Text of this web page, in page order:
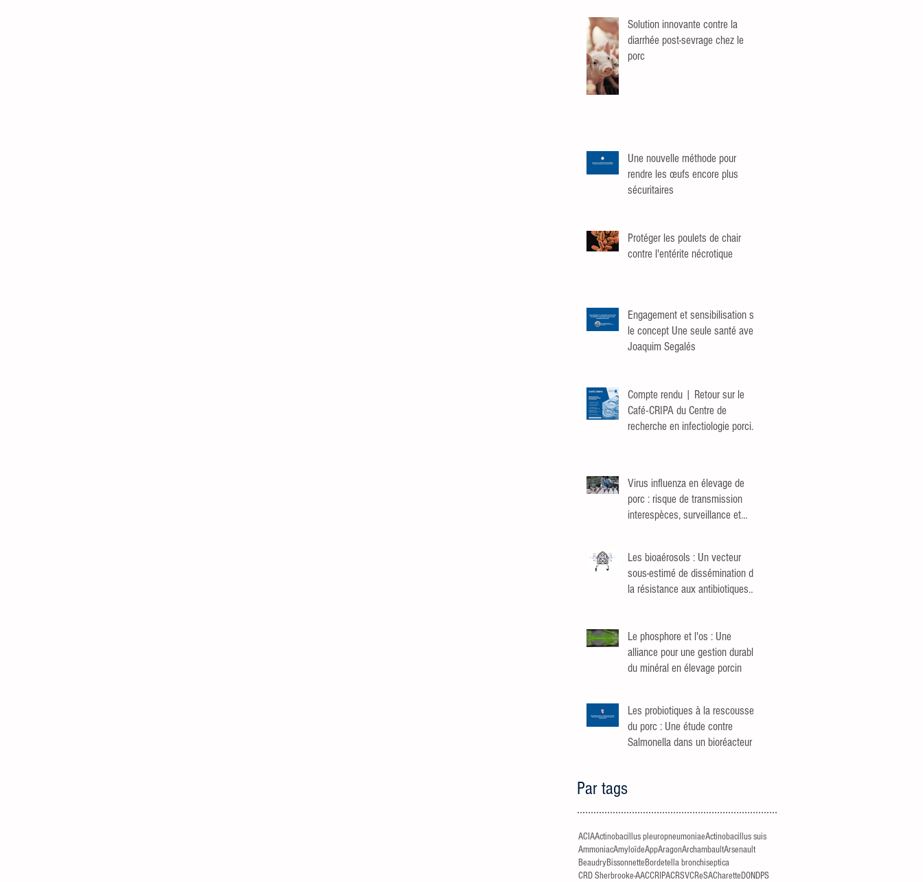
Solution innovante contre la
diarrhée post-sevrage chez le
porc
Une nouvelle méthode pour
rendre les œufs encore plus
sécuritaires
Protéger les poulets de chair
contre l'entérite nécrotique
Engagement et sensibilisation sur
le concept Une seule santé avec
Joaquim Segalés
Compte rendu | Retour sur le
Café-CRIPA du Centre de
recherche en infectiologie porcine
Virus influenza en élevage de
porc : risque de transmission
interespèces, surveillance et
Les bioaérosols : Un vecteur
sous-estimé de dissémination de
la résistance aux antibiotiques
Le phosphore et l'os : Une
alliance pour une gestion durable
du minéral en élevage porcin
Les probiotiques à la rescousse
du porc : Une étude contre
Salmonella dans un bioréacteur
Par tags
ACIAActinobacillus pleuropneumoniaeActinobacillus suis
AmmoniacAmyloïdeAppAragonArchambaultArsenault
BeaudryBissonnetteBordetella bronchiseptica
CRD Sherbrooke-AACCRIPACRSVCReSACharetteDONDPS